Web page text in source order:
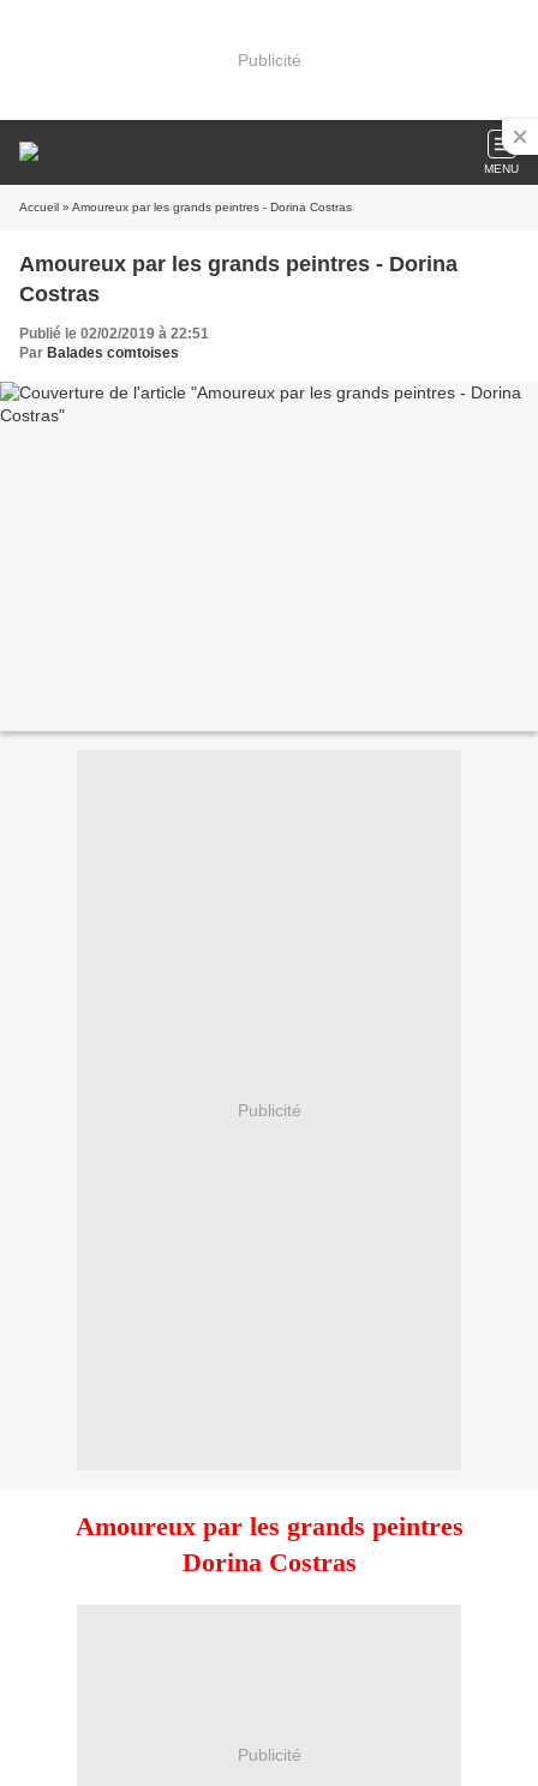
Publicité
MENU
Accueil » Amoureux par les grands peintres - Dorina Costras
Amoureux par les grands peintres - Dorina
Costras
Publié le 02/02/2019 à 22:51
Par Balades comtoises
Publicité
Amoureux par les grands peintres
Dorina Costras
Publicité